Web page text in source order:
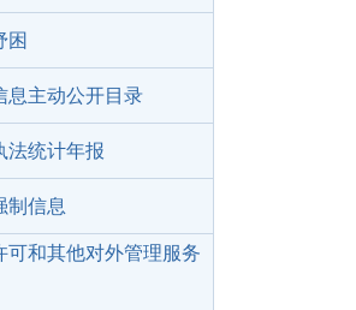
困
息主动公开目录
法统计年报
制信息
可和其他对外管理服务